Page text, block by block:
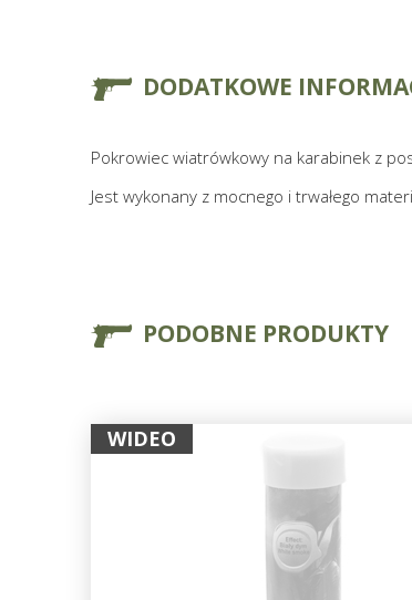
DODATKOWE
Pokrowiec wiatrówkowy na karabinek z
Jest wykonany z mocnego i trwałego
PODOBNE PRODUKTY
WIDEO